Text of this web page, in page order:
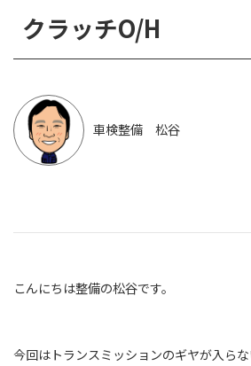
クラッチO/H
車検整備 松谷
こんにちは整備の松谷です。
今回はトランスミッションのギヤが入ら